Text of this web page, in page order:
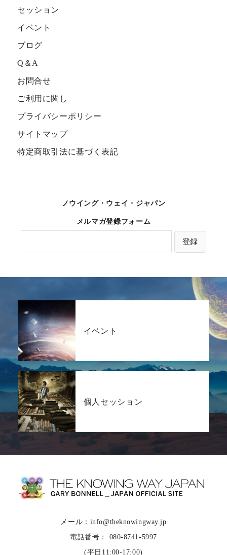
セッション
イベント
ブログ
Q＆A
お問合せ
ご利用に関し
プライバシーポリシー
サイトマップ
特定商取引法に基づく表記
ノウイング・ウェイ・ジャパン
メルマガ登録フォーム
イベント
個人セッション
メール：info@theknowingway.jp
電話番号： 080-8741-5997
(平日11:00-17:00)